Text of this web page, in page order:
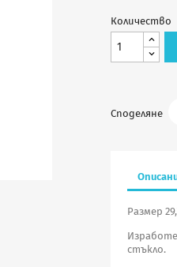
Количество
Споделяне
Размер
стъкло.